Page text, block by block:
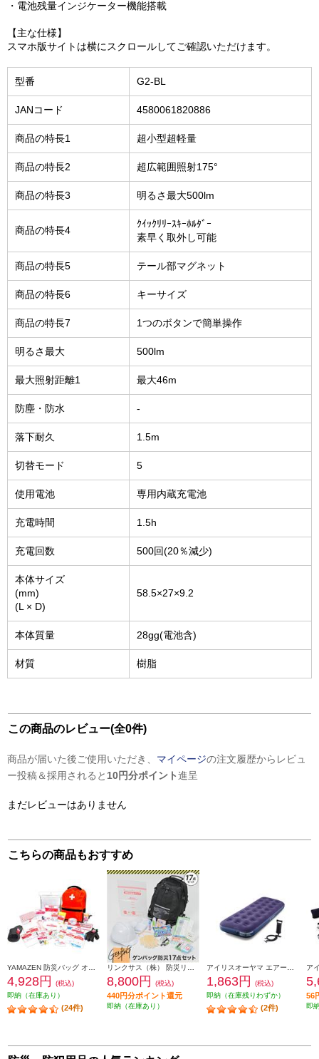
・電池残量インジケーター機能搭載
【主な仕様】
スマホ版サイトは横にスクロールしてご確認いただけます。
型番 G2-BL
JANコード 4580061820886
商品の特長1 超小型超軽量
商品の特長2 超広範囲照射175°
商品の特長3 明るさ最大500lm
商品の特長4
ｸｲｯｸﾘﾘｰｽｷｰﾎﾙﾀﾞｰ
素早く取外し可能
商品の特長5 テール部マグネット
商品の特長6 キーサイズ
商品の特長7 1つのボタンで簡単操作
明るさ最大 500lm
最大照射距離1 最大46m
防塵・防水 -
落下耐久 1.5m
切替モード 5
使用電池 専用内蔵充電池
充電時間 1.5h
充電回数 500回(20％減少)
本体サイズ
(mm)
(L × D)
58.5×27×9.2
本体質量 28gg(電池含)
材質 樹脂
この商品のレビュー(全0件)
商品が届いた後ご使用いただき、 マイページの注文履歴からレビュ
ー投稿＆採用されると 10円分ポイント進呈
まだレビューはありません
こちらの商品もおすすめ
4,928円
(税込)
即納（在庫あり）
(24件)
8,800円 (税込)
440円分ポイント還元
即納（在庫あり）
1,863円
(税込)
即納（在庫残りわずか）
(2件)
56
即